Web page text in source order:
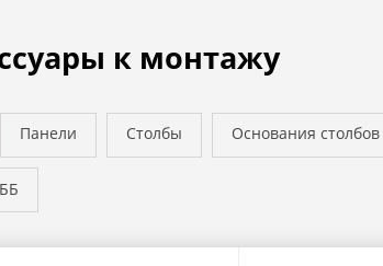
к монтажу
Панели Столбы Основания столбов